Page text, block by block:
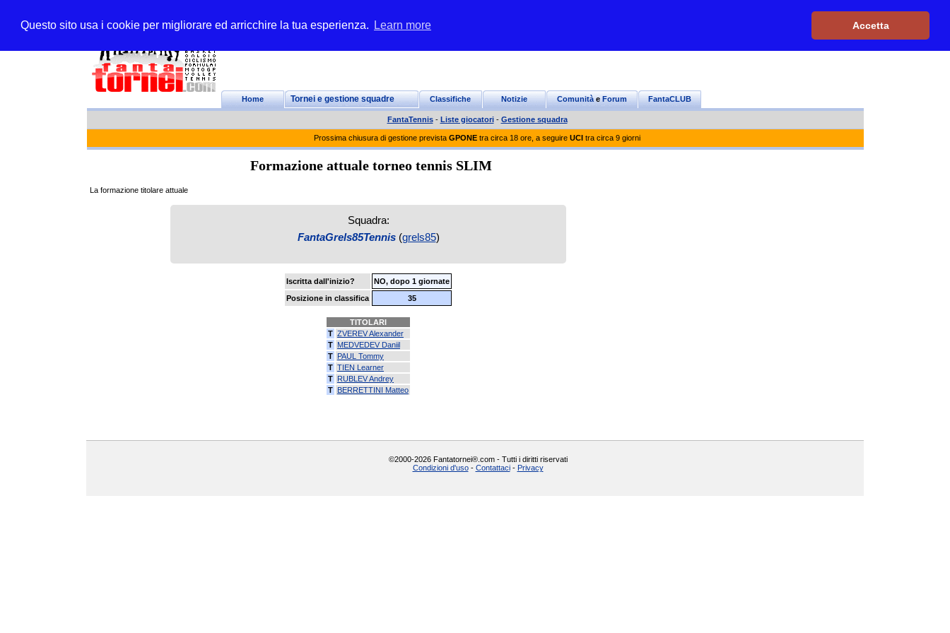
Questo sito usa i cookie per migliorare ed arricchire la tua esperienza. Learn more Accetta
Contattaci|Login|
Home Tornei e gestione squadre Classifiche Notizie Comunitàe Forum FantaCLUB
FantaTennis- Liste giocatori- Gestione squadra
Prossima chiusura di gestione prevista GPONE tra circa 18 ore, a seguire UCI tra circa 9 giorni
Formazione attuale torneo tennis SLIM
La formazione titolare attuale
Squadra:
FantaGrels85Tennis(grels85)
Iscritta dall'inizio?
NO, dopo 1 giornate
Posizione in classifica
35
TITOLARI
T ZVEREV Alexander
T MEDVEDEV Daniil
T PAUL Tommy
T TIEN Learner
T RUBLEV Andrey
T BERRETTINI Matteo
©2000-2026 Fantatornei®.com - Tutti i diritti riservati
Condizioni d'uso- Contattaci- Privacy